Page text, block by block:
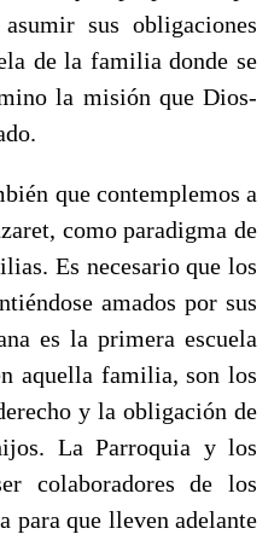
sus obligaciones
de la familia donde se
la misión que Dios-
que contemplemos a
como paradigma de
Es necesario que los
amados por sus
es la primera escuela
aquella familia, son los
y la obligación de
La Parroquia y los
colaboradores de los
para que lleven adelante